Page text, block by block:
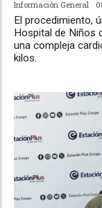
Información General
El procedimiento,
Hospital de Niños
una compleja
kilos.